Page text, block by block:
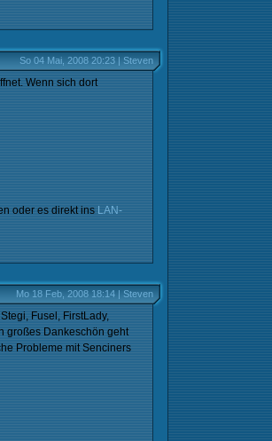
So 04 Mai, 2008 20:23 | Steven
Wenn sich dort
oder es direkt ins LAN-
Mo 18 Feb, 2008 18:14 | Steven
Fusel, FirstLady,
großes Dankeschön geht
Probleme mit Senciners